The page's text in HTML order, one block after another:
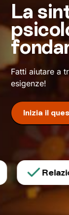
inedito di
maggiore
La
Fatti aiutare a
esigenze!
Inizia il